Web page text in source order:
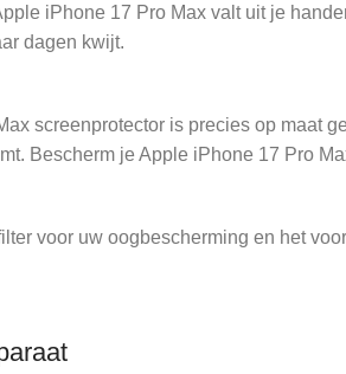
iPhone 17 Pro Max valt uit je
dagen kwijt.
screenprotector is precies op maat
Bescherm je Apple iPhone 17 Pro
voor uw oogbescherming en het